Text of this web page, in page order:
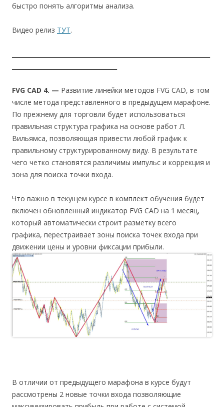
быстро понять алгоритмы анализа.
Видео релиз ТУТ.
FVG CAD 4. — Развитие линейки методов FVG CAD, в том
числе метода представленного в предыдущем марафоне.
По прежнему для торговли будет использоваться
правильная структура графика на основе работ Л.
Вильямса, позволяющая привести любой график к
правильному структурированному виду. В результате
чего четко становятся различимы импульс и коррекция и
зона для поиска точки входа.
Что важно в текущем курсе в комплект обучения будет
включен обновленный индикатор FVG CAD на 1 месяц,
который автоматически строит разметку всего
графика, перестраивает зоны поиска точек входа при
движении цены и уровни фиксации прибыли.
В отличии от предыдущего марафона в курсе будут
рассмотрены 2 новые точки входа позволяющие